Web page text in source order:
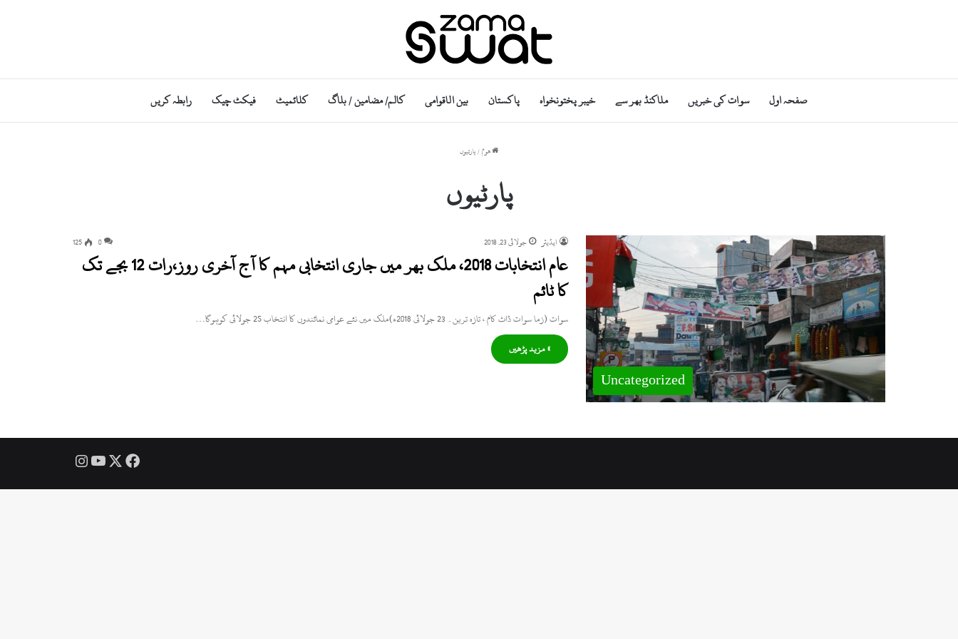
صفحہ اول سوات کی خبریں ملاکنڈ بھر سے خیبر پختونخواہ پاکستان بین الاقوامی کالم/ مضامین / بلاگ کلائمیٹ فیکٹ چیک رابطہ کریں
ھوم/پارٹیوں
پارٹیوں
Uncategorized
ایڈیٹر جولائی 23, 2018 0
125
عام انتخابات 2018، ملک بھر میں جاری انتخابی مہم کا آج آخری روز،رات 12 بجے تک
کا ٹائم
سوات (زما سوات ڈاٹ کام ، تازہ ترین۔ 23 جولائی 2018ء)ملک میں نئے عوامی نمائندوں کا انتخاب 25 جولائی کوہوگا…
» مزید پڑھیں
Facebook
X
YouTube